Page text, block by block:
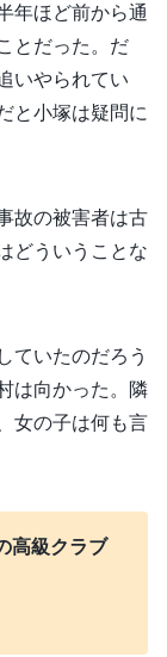
年ほど前から通
とだった。だ
いやられてい
と小塚は疑問に
故の被害者は古
どういうことな
ていたのだろう
は向かった。隣
女の子は何も言
高級クラブ